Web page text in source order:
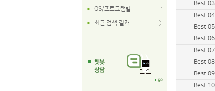
■ OS/프로그램별
■ 최근 검색 결과
Best 03
Best 04
Best 05
Best 06
Best 07
Best 08
Best 09
Best 10